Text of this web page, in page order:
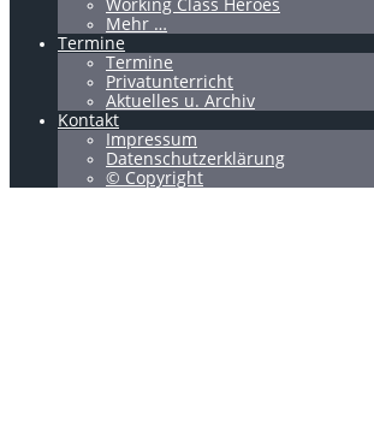
Mehr …
Termine
Termine
Privatunterricht
Aktuelles u. Archiv
Kontakt
Impressum
Datenschutzerklärung
© Copyright